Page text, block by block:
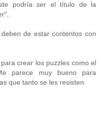
podría ser el título de la
de estar contentos con
crear los puzzles como el
parece muy bueno para
que tanto se les resisten.